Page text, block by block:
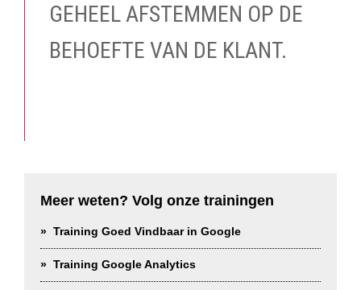
GEHEEL AFSTEMMEN OP DE
BEHOEFTE VAN DE KLANT.
Meer weten? Volg onze trainingen
Training Goed Vindbaar in Google
Training Google Analytics